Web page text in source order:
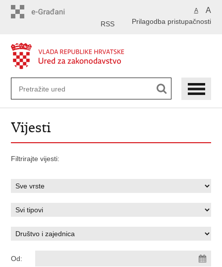
A A
Prilagodba pristupačnosti
RSS
Vijesti
Filtrirajte vijesti:
Od: